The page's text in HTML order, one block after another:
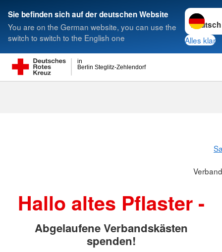
Sie befinden sich auf der deutschen Website
You are on the German website, you can use the
switch to switch to the English one
Sprache
Alles klar
Berlin Steglitz-Zehlendorf
in
Suche
Hallo altes Pflaster -
Abgelaufene Verbandskästen
spenden!